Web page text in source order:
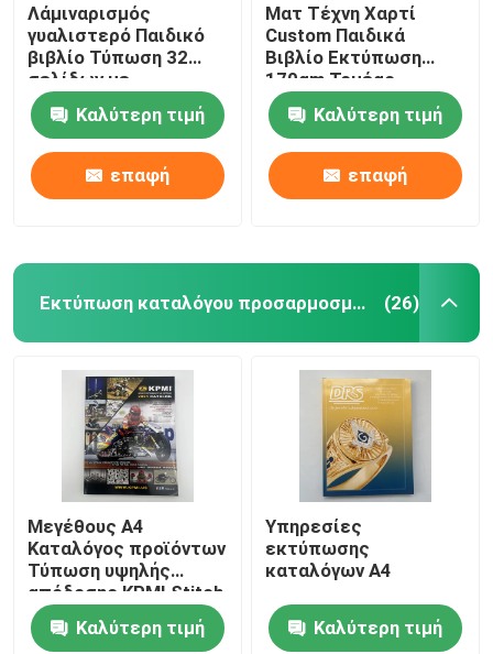
Λάμιναρισμός
γυαλιστερό Παιδικό
βιβλίο Τύπωση 32
σελίδων με
αναδυόμενες σελίδες
σε μέγεθος 8,5x11
Καλύτερη τιμή
επαφή
Ματ Τέχνη Χαρτί
Custom Παιδικά
Βιβλίο Εκτύπωση
170gm Τομέας
ραμμένο Casebound
Καλύτερη τιμή
επαφή
Εκτύπωση καταλόγου προσαρμοσμένου (26)
Μεγέθους A4
Καταλόγος προϊόντων
Τύπωση υψηλής
απόδοσης KPMI Stitch
Perfect bind
Καλύτερη τιμή
Υπηρεσίες
εκτύπωσης
καταλόγων A4
Καλύτερη τιμή